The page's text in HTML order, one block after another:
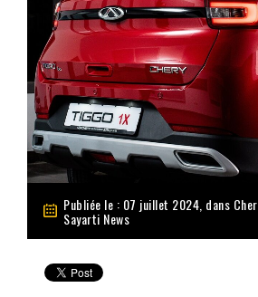
Publiée le : 07 juillet 2024, dans
Sayarti News